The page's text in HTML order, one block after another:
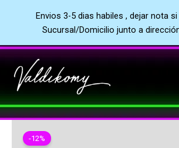
Envios 3-5 dias habiles , dejar nota
Sucursal/Domicilio junto a
al
contenido
-12%